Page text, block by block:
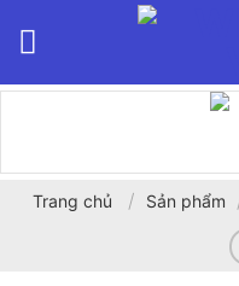
Trang chủ / Sản phẩm